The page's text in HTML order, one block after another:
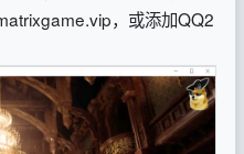
，或添加QQ2